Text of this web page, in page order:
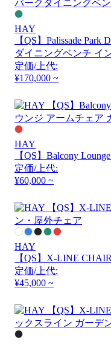
HAY
【QS】Palissade
ダイニングベンチ イ
定価/上代:
¥170,000 ~
HAY
【QS】Balcony
定価/上代:
¥60,000 ~
HAY
【QS】X-LINE CHAIR
定価/上代:
¥45,000 ~